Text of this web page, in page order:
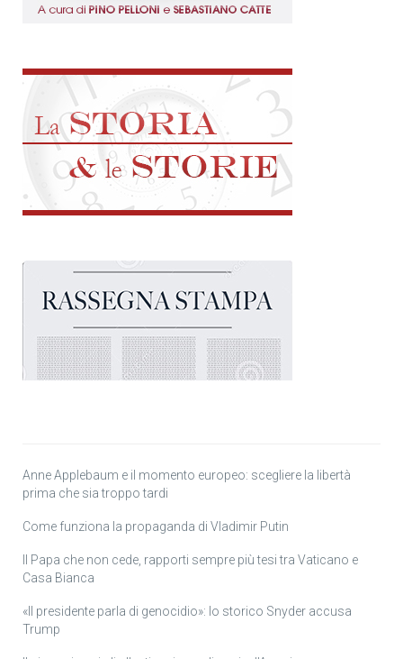
Anne Applebaum e il momento europeo: scegliere la libertà
prima che sia troppo tardi
Come funziona la propaganda di Vladimir Putin
Il Papa che non cede, rapporti sempre più tesi tra Vaticano e
Casa Bianca
«Il presidente parla di genocidio»: lo storico Snyder accusa
Trump